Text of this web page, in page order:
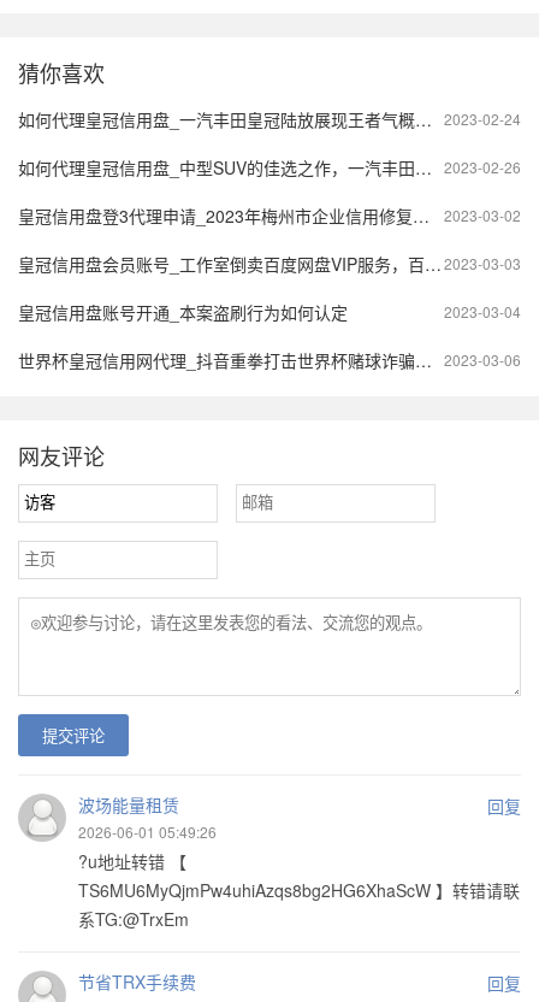
猜你喜欢
2023-02-24
如何代理皇冠信用盘_一汽丰田皇冠陆放展现王者气概，尽显与众不同
2023-02-26
如何代理皇冠信用盘_中型SUV的佳选之作，一汽丰田皇冠陆放让你刮目相看
2023-03-02
皇冠信用盘登3代理申请_2023年梅州市企业信用修复材料详细说明（申请书+证明材料）
2023-03-03
皇冠信用盘会员账号_工作室倒卖百度网盘VIP服务，百度获赔56.2万元
2023-03-04
皇冠信用盘账号开通_本案盗刷行为如何认定
2023-03-06
世界杯皇冠信用网代理_抖音重拳打击世界杯赌球诈骗，施展“科技与狠活”
网友评论
提交评论
波场能量租赁 回复
2026-06-01 05:49:26
?u地址转错 【
TS6MU6MyQjmPw4uhiAzqs8bg2HG6XhaScW 】转错请联
系TG:@TrxEm
节省TRX手续费 回复